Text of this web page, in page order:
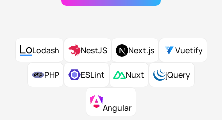
Lodash NestJS Next.js Vuetify
PHP ESLint Nuxt jQuery
Angular